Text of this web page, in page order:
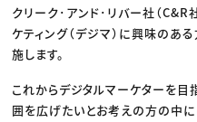
クリエイターインタビュー
C＆R Magazine
ニュース・トレンド トップ
Web
映像
ゲーム・エンタメ
出版
CREATIVE VILLAGEからの
クリーク･アンド･リバー社（C&R
ケティング（デジマ）に興味のあ
施します。
これからデジタルマーケターを目
囲を広げたいとお考えの方の中に